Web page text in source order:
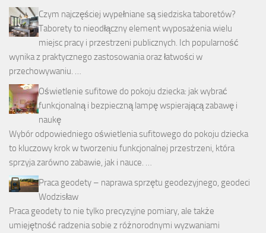
Czym najczęściej wypełniane są siedziska taboretów?
Taborety to nieodłączny element wyposażenia wielu
miejsc pracy i przestrzeni publicznych. Ich popularność
wynika z praktycznego zastosowania oraz łatwości w
przechowywaniu. …
Oświetlenie sufitowe do pokoju dziecka: jak wybrać
funkcjonalną i bezpieczną lampę wspierającą zabawę i
naukę
Wybór odpowiedniego oświetlenia sufitowego do pokoju dziecka
to kluczowy krok w tworzeniu funkcjonalnej przestrzeni, która
sprzyja zarówno zabawie, jak i nauce. …
Praca geodety – naprawa sprzętu geodezyjnego, geodeci
Wodzisław
Praca geodety to nie tylko precyzyjne pomiary, ale także
umiejętność radzenia sobie z różnorodnymi wyzwaniami